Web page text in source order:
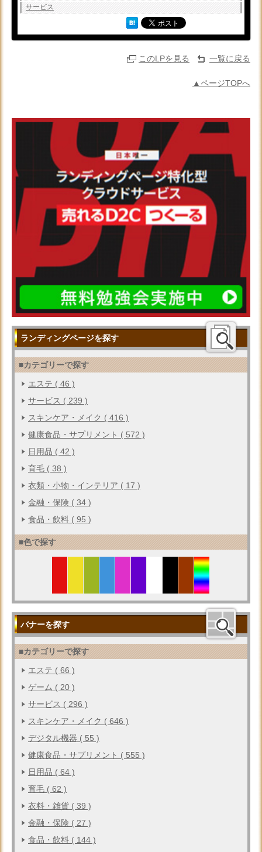
サービス
このLPを見る 一覧に戻る
▲ページTOPへ
ランディングページを探す
■カテゴリーで探す
エステ ( 46 )
サービス ( 239 )
スキンケア・メイク ( 416 )
健康食品・サプリメント ( 572 )
日用品 ( 42 )
育毛 ( 38 )
衣類・小物・インテリア ( 17 )
金融・保険 ( 34 )
食品・飲料 ( 95 )
■色で探す
バナーを探す
■カテゴリーで探す
エステ ( 66 )
ゲーム ( 20 )
サービス ( 296 )
スキンケア・メイク ( 646 )
デジタル機器 ( 55 )
健康食品・サプリメント ( 555 )
日用品 ( 64 )
育毛 ( 62 )
衣料・雑貨 ( 39 )
金融・保険 ( 27 )
食品・飲料 ( 144 )